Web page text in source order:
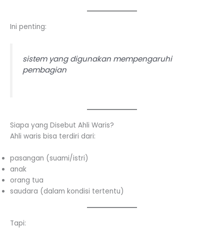
Ini penting:
sistem yang digunakan mempengaruhi
pembagian
Siapa yang Disebut Ahli Waris?
Ahli waris bisa terdiri dari:
pasangan (suami/istri)
anak
orang tua
saudara (dalam kondisi tertentu)
Tapi: